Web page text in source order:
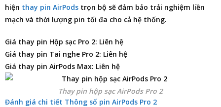
hiện thay pin AirPods trọn bộ sẽ đảm bảo trải nghiệm liền
mạch và thời lượng pin tối đa cho cả hệ thống.
Giá thay pin Hộp sạc Pro 2: Liên hệ
Giá thay pin Tai nghe Pro 2: Liên hệ
Giá thay pin AirPods Max: Liên hệ
Thay pin hộp sạc AirPods Pro 2
Đánh giá chi tiết Thông số pin AirPods Pro 2